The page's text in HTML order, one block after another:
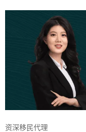
资深移民代理